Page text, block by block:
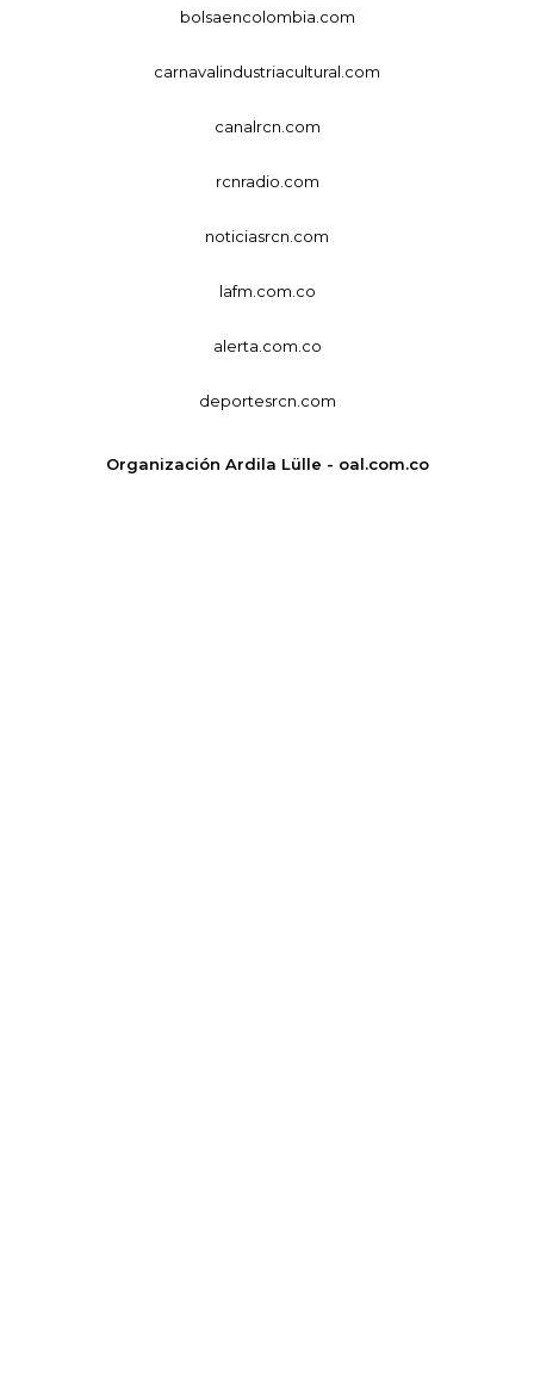
bolsaencolombia.com
carnavalindustriacultural.com
canalrcn.com
rcnradio.com
noticiasrcn.com
lafm.com.co
alerta.com.co
deportesrcn.com
Organización Ardila Lülle - oal.com.co